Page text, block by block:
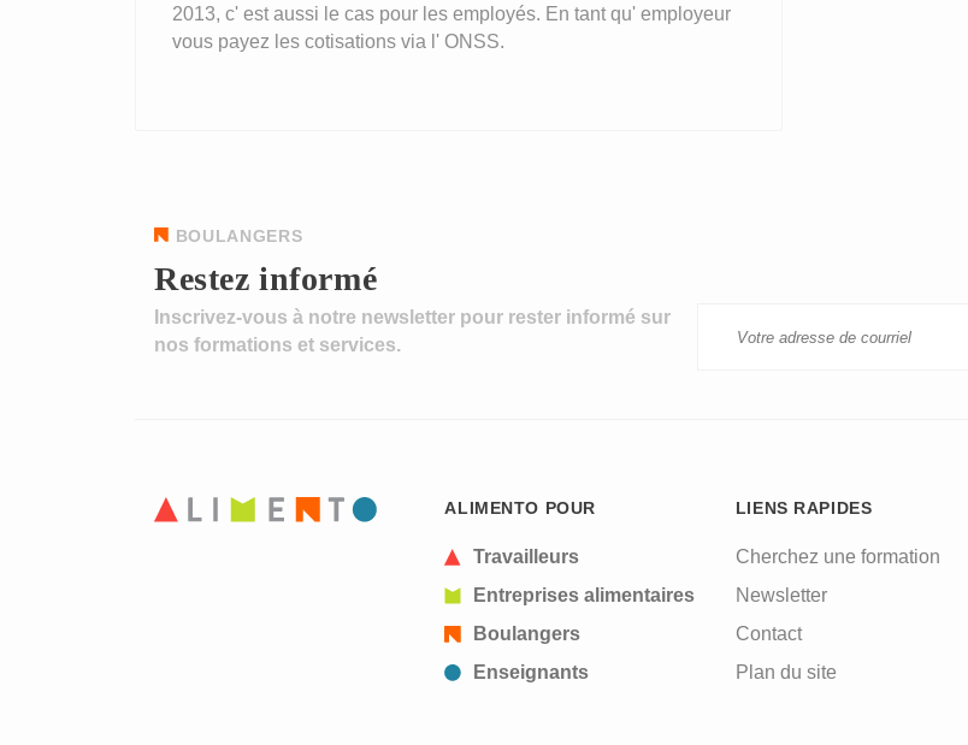
2013, c' est aussi le cas pour les employés. En tant qu' employeur
vous payez les cotisations via l' ONSS.
Restez informé
BOULANGERS
Inscrivez-vous à notre newsletter pour rester informé sur
nos formations et services.
ALIMENTO POUR
Travailleurs
Entreprises alimentaires
Boulangers
Enseignants
LIENS RAPIDES
Cherchez une formation
Newsletter
Contact
Plan du site